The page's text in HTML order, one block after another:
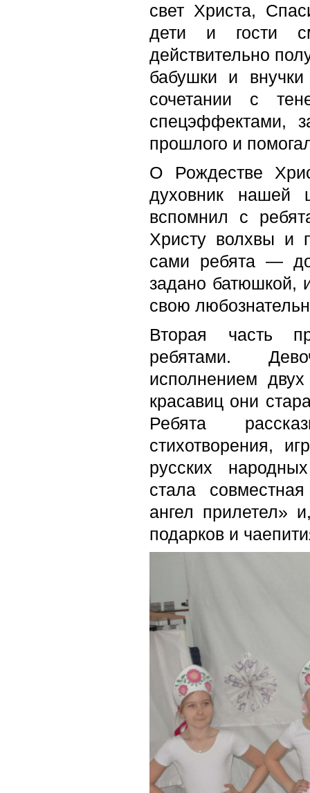
свет Христа,
дети и гости
действительно
бабушки и
сочетании с
спецэффектами,
прошлого и
О Рождестве
духовник нашей
вспомнил с
Христу волхвы и
сами ребята —
задано батюшкой,
свою
Вторая часть
ребятами.
исполнением
красавиц они
Ребята
стихотворения,
русских
стала
ангел прилетел»
подарков и